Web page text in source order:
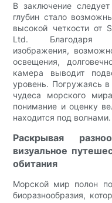
В заключение
глубин стало
высокой четкости от
Ltd. Благодаря
изображения,
освещения,
камера выводит
уровень. Погружаясь в
чудеса морского
понимание и оценку
находится под волнами.
Раскрывая
визуальное
обитания
Морской мир полон
биоразнообразия,